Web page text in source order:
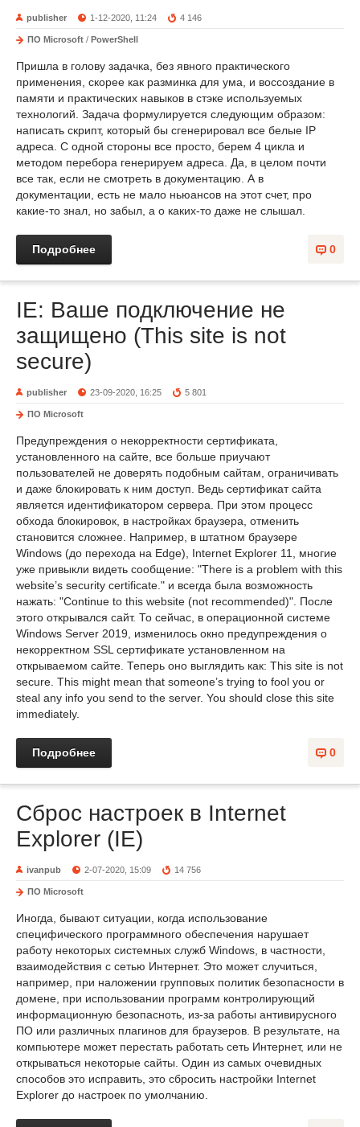
publisher 1-12-2020, 11:24 4 146
ПО Microsoft / PowerShell
Пришла в голову задачка, без явного практического
применения, скорее как разминка для ума, и воссоздание в
памяти и практических навыков в стэке используемых
технологий. Задача формулируется следующим образом:
написать скрипт, который бы сгенерировал все белые IP
адреса. С одной стороны все просто, берем 4 цикла и
методом перебора генерируем адреса. Да, в целом почти
все так, если не смотреть в документацию. А в
документации, есть не мало ньюансов на этот счет, про
какие-то знал, но забыл, а о каких-то даже не слышал.
0
Подробнее
IE: Ваше подключение не
защищено (This site is not
secure)
publisher 23-09-2020, 16:25 5 801
ПО Microsoft
Предупреждения о некорректности сертификата,
установленного на сайте, все больше приучают
пользователей не доверять подобным сайтам, ограничивать
и даже блокировать к ним доступ. Ведь сертификат сайта
является идентификатором сервера. При этом процесс
обхода блокировок, в настройках браузера, отменить
становится сложнее. Например, в штатном браузере
Windows (до перехода на Edge), Internet Explorer 11, многие
уже привыкли видеть сообщение: "There is a problem with this
website’s security certificate." и всегда была возможность
нажать: "Continue to this website (not recommended)". После
этого открывался сайт. То сейчас, в операционной системе
Windows Server 2019, изменилось окно предупреждения о
некорректном SSL сертификате установленном на
открываемом сайте. Теперь оно выглядить как: This site is not
secure. This might mean that someone’s trying to fool you or
steal any info you send to the server. You should close this site
immediately.
0
Подробнее
Сброс настроек в Internet
Explorer (IE)
ivanpub 2-07-2020, 15:09 14 756
ПО Microsoft
Иногда, бывают ситуации, когда использование
специфического программного обеспечения нарушает
работу некоторых системных служб Windows, в частности,
взаимодействия с сетью Интернет. Это может случиться,
например, при наложении групповых политик безопасности в
домене, при использовании программ контролирующий
информационную безопасноть, из-за работы антивирусного
ПО или различных плагинов для браузеров. В результате, на
компьютере может перестать работать сеть Интернет, или не
открываться некоторые сайты. Один из самых очевидных
способов это исправить, это сбросить настройки Internet
Explorer до настроек по умолчанию.